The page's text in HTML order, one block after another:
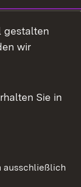
gestalten
wir
Sie in
ausschließlich